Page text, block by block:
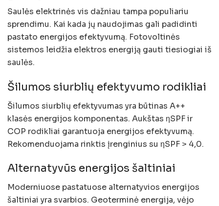
Saulės elektrinės vis dažniau tampa populiariu
sprendimu. Kai kada jų naudojimas gali padidinti
pastato energijos efektyvumą. Fotovoltinės
sistemos leidžia elektros energiją gauti tiesiogiai iš
saulės.
Šilumos siurblių efektyvumo rodikliai
Šilumos siurblių efektyvumas yra būtinas A++
klasės energijos komponentas. Aukštas ηSPF ir
COP rodikliai garantuoja energijos efektyvumą.
Rekomenduojama rinktis įrenginius su ηSPF > 4,0.
Alternatyvūs energijos šaltiniai
Moderniuose pastatuose alternatyvios energijos
šaltiniai yra svarbios. Geoterminė energija, vėjo